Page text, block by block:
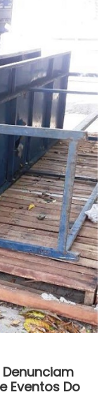
Eventos Do